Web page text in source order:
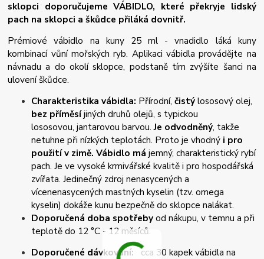
sklopci doporučujeme VÁBIDLO, které překryje lidský
pach na sklopci a škůdce přiláká dovnitř.
Prémiové vábidlo na kuny 25 ml - vnadidlo láká kuny
kombinací vůní mořských ryb. Aplikaci vábidla provádějte na
návnadu a do okolí sklopce, podstaně tím zvýšíte šanci na
ulovení škůdce.
Charakteristika vábidla: Přírodní,čistýlososový olej,
bez příměsíjiných druhů olejů, s typickou
lososovou, jantarovou barvou.Je odvodněný, takže
netuhne při nízkých teplotách. Proto je vhodný i pro
použití v zimě. Vábidlo má jemný, charakteristický rybí
pach. Je ve vysoké krmivářské kvalitě i pro hospodářská
zvířata. Jedinečný zdroj nenasycených a
vícenenasycených mastných kyselin (tzv. omega
kyselin) dokáže kunu bezpečně do sklopce nalákat.
Doporučená doba spotřebyod nákupu, v temnu a při
teplotě do 12 °C - 12 měsíců.
Doporučené dávkování:cca 30 kapek vábidla na